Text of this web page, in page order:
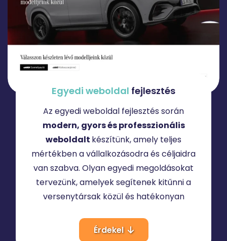
Egyedi weboldal fejlesztés
Az egyedi weboldal fejlesztés során
modern, gyors és professzionális
weboldalt készítünk, amely teljes
mértékben a vállalkozásodra és céljaidra
van szabva. Olyan egyedi megoldásokat
tervezünk, amelyek segítenek kitűnni a
versenytársak közül és hatékonyan
Érdekel